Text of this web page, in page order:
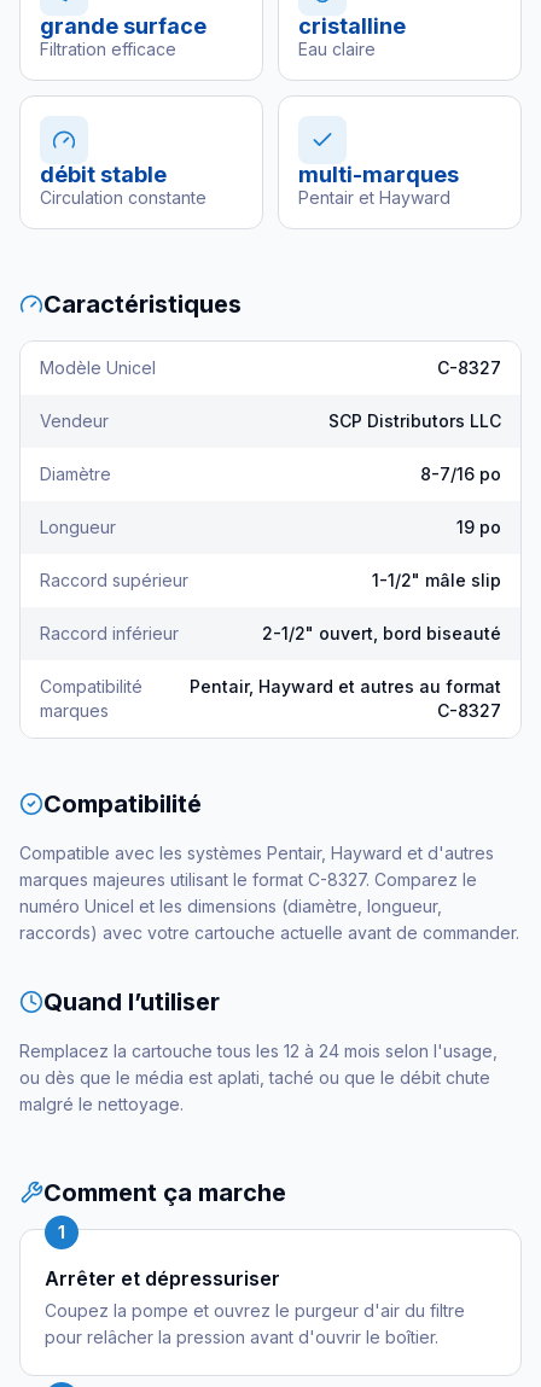
grande surface
Filtration efficace
cristalline
Eau claire
débit stable
Circulation constante
multi-marques
Pentair et Hayward
Caractéristiques
Modèle Unicel C-8327
Vendeur SCP Distributors LLC
Diamètre 8-7/16 po
Longueur 19 po
Raccord supérieur 1-1/2" mâle slip
Raccord inférieur 2-1/2" ouvert, bord biseauté
Compatibilité
marques
Pentair, Hayward et autres au format
C-8327
Compatibilité
Compatible avec les systèmes Pentair, Hayward et d'autres
marques majeures utilisant le format C-8327. Comparez le
numéro Unicel et les dimensions (diamètre, longueur,
raccords) avec votre cartouche actuelle avant de commander.
Quand l’utiliser
Remplacez la cartouche tous les 12 à 24 mois selon l'usage,
ou dès que le média est aplati, taché ou que le débit chute
malgré le nettoyage.
Comment ça marche
1
Arrêter et dépressuriser
Coupez la pompe et ouvrez le purgeur d'air du filtre
pour relâcher la pression avant d'ouvrir le boîtier.